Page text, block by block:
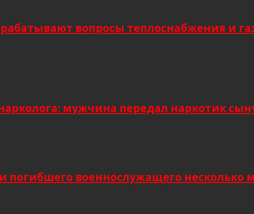
вопросы теплоснабжения и
мужчина передал наркотик
военнослужащего несколько